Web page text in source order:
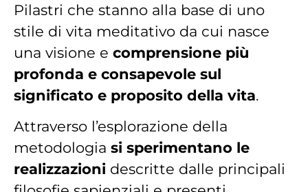
Pilastri che stanno alla base di uno
stile di vita meditativo da cui nasce
una visione e comprensione più
profonda e consapevole sul
significato e proposito della vita.
Attraverso l’esplorazione della
metodologia si sperimentano le
realizzazioni descritte dalle principali